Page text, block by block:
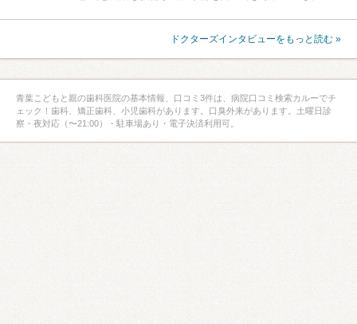
ドクターズインタビューをもっと読む »
青葉こどもと親の歯科医院の基本情報、口コミ3件は、病院口コミ検索カルーでチ
ェック！歯科、矯正歯科、小児歯科があります。口臭外来があります。土曜日診
察・夜対応（〜21:00）・駐車場あり・電子決済利用可。